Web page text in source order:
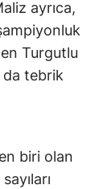
ayrıca,
Turgutlu
da tebrik
biri olan